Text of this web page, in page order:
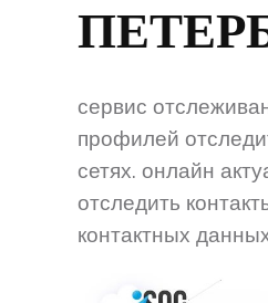
сервис
профилей
сетях. онлайн
отследить
контактных